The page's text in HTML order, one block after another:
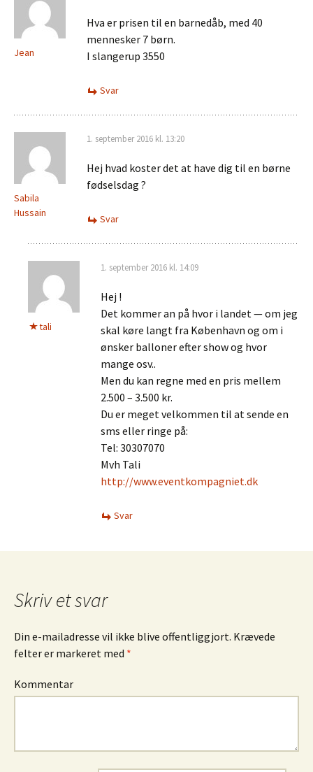
Jean
Hva er prisen til en barnedåb, med 40
mennesker 7 børn.
I slangerup 3550
Svar
Sabila
Hussain
1. september 2016 kl. 13:20
Hej hvad koster det at have dig til en børne
fødselsdag ?
Svar
tali
1. september 2016 kl. 14:09
Hej !
Det kommer an på hvor i landet — om jeg
skal køre langt fra København og om i
ønsker balloner efter show og hvor
mange osv..
Men du kan regne med en pris mellem
2.500 – 3.500 kr.
Du er meget velkommen til at sende en
sms eller ringe på:
Tel: 30307070
Mvh Tali
http://www.eventkompagniet.dk
Svar
Skriv et svar
Din e-mailadresse vil ikke blive offentliggjort. Krævede
felter er markeret med *
Kommentar